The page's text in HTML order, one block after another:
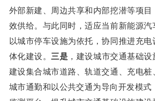
外部新建、周边共享和内部挖潜等项目
效供给。与此同时，适应当前新能源汽
以城市停车设施为依托，协同推进充
体化建设。 三是 ，建设城市交通基础
建设集合城市道路、轨道交通、充电桩
城市通勤和以公共交通为导向开发模式